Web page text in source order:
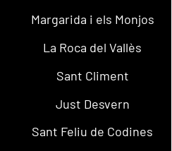
Margarida i els Monjos
La Roca del Vallès
Sant Climent
Just Desvern
Sant Feliu de Codines